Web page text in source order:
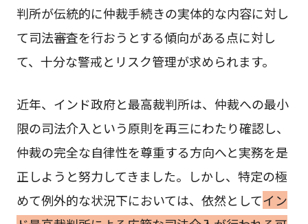
判所が伝統的に仲裁手続きの実体的な内容に対し
て司法審査を行おうとする傾向がある点に対し
て、十分な警戒とリスク管理が求められます。
近年、インド政府と最高裁判所は、仲裁への最小
限の司法介入という原則を再三にわたり確認し、
仲裁の完全な自律性を尊重する方向へと実務を是
正しようと努力してきました。しかし、特定の極
めて例外的な状況下においては、依然としてイン